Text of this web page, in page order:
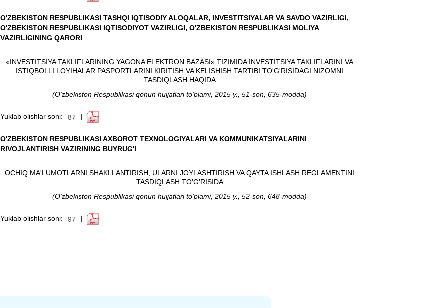
O'ZBEKISTON RESPUBLIKASI TASHQI IQTISODIY ALOQALAR, INVESTITSIYALAR VA SAVDO VAZIRLIGI,
O'ZBEKISTON RESPUBLIKASI IQTISODIYOT VAZIRLIGI, O'ZBEKISTON RESPUBLIKASI MOLIYA
VAZIRLIGINING QARORI
«INVESTITSIYA TAKLIFLARINING YAGONA ELEKTRON BAZASI» TIZIMIDA INVESTITSIYA TAKLIFLARINI VA
ISTIQBOLLI LOYIHALAR PASPORTLARINI KIRITISH VA KELISHISH TARTIBI TO'G'RISIDAGI NIZOMNI
TASDIQLASH HAQIDA
(O'zbekiston Respublikasi qonun hujjatlari to'plami, 2015 y., 51-son, 635-modda)
Yuklab olishlar soni: |
O'ZBEKISTON RESPUBLIKASI AXBOROT TEXNOLOGIYALARI VA KOMMUNIKATSIYALARINI
RIVOJLANTIRISH VAZIRINING BUYRUG'I
OCHIQ MA'LUMOTLARNI SHAKLLANTIRISH, ULARNI JOYLASHTIRISH VA QAYTA ISHLASH REGLAMENTINI
TASDIQLASH TO'G'RISIDA
(O'zbekiston Respublikasi qonun hujjatlari to'plami, 2015 y., 52-son, 648-modda)
Yuklab olishlar soni: |